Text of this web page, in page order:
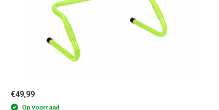
€49,99
Op voorraad